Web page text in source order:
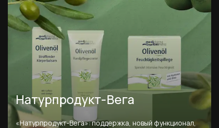
Натурпродукт-Вега
«Натурпродукт-Вега»: поддержка, новый функционал,